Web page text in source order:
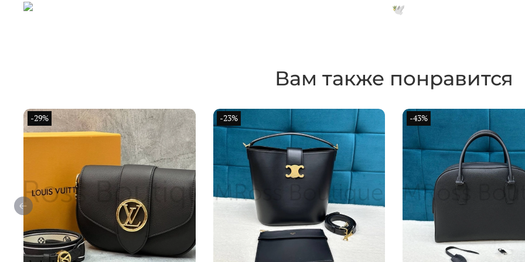
Вам также понравится
-29% -23% -43%